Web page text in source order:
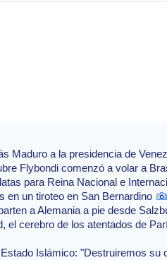
Maduro a la presidencia de
Flybondi comenzó a volar a
para Reina Nacional e
en un tiroteo en San Bernardino
a Alemania a pie desde
el cerebro de los atentados de
Islámico: "Destruiremos su